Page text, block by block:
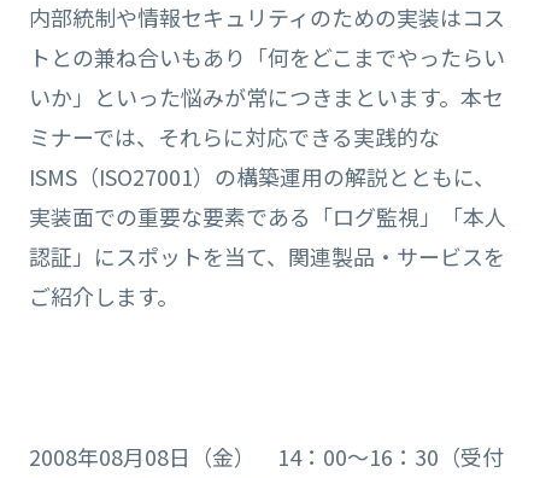
内部統制や情報セキュリティのための実装はコス
トとの兼ね合いもあり「何をどこまでやったらい
いか」といった悩みが常につきまといます。本セ
ミナーでは、それらに対応できる実践的な
ISMS（ISO27001）の構築運用の解説とともに、
実装面での重要な要素である「ログ監視」「本人
認証」にスポットを当て、関連製品・サービスを
ご紹介します。
2008年08月08日（金） 14：00～16：30（受付